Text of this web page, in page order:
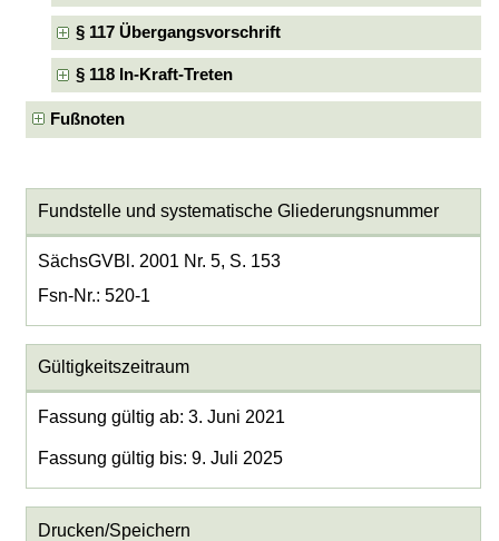
§ 117 Übergangsvorschrift
§ 118 In-Kraft-Treten
Fußnoten
Fundstelle und systematische Gliederungsnummer
SächsGVBl. 2001 Nr. 5, S. 153
Fsn-Nr.: 520-1
Gültigkeitszeitraum
Fassung gültig ab: 3. Juni 2021
Fassung gültig bis: 9. Juli 2025
Drucken/Speichern